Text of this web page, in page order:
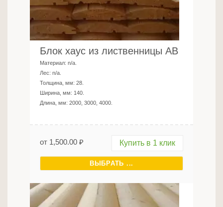
Блок хаус из лиственницы AB
Материал: n/a
Лес: n/a
Толщина, мм: 28
Ширина, мм: 140
Длина, мм: 2000, 3000, 4000
от 1,500.00 ₽ Купить в 1 клик
ВЫБРАТЬ ...